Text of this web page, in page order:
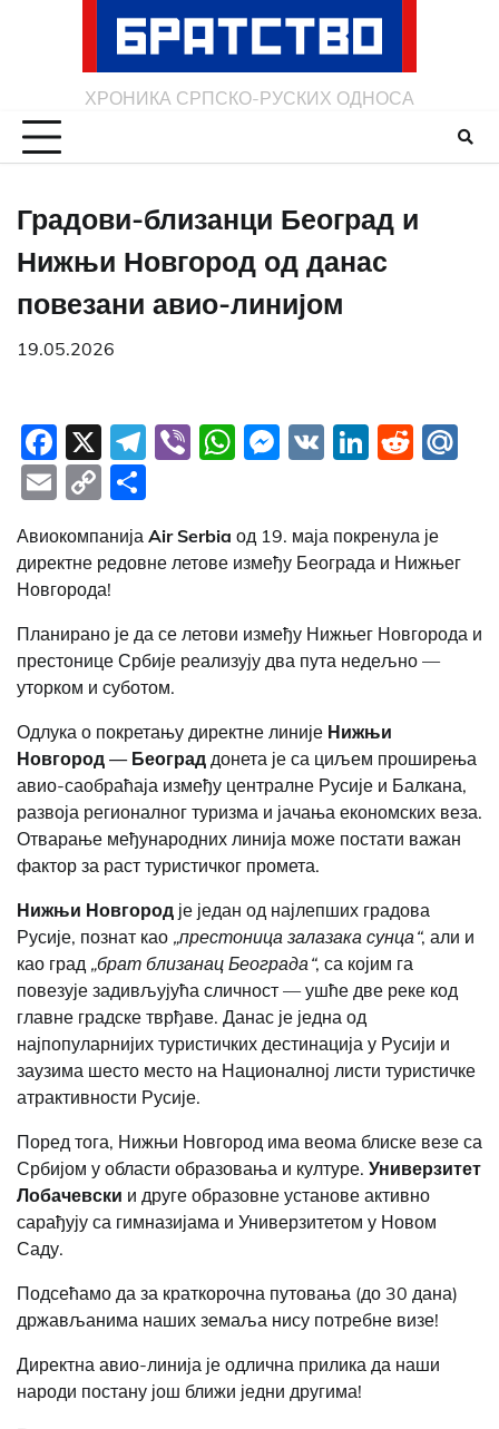
ХРОНИКА СРПСКО-РУСКИХ ОДНОСА
Градови-близанци Београд и
Нижњи Новгород од данас
повезани авио-линијом
19.05.2026
Facebook
X Telegram
ViberWhatsApp
Messenger
VK
Email
Copy
Link
Авиокомпанија Air Serbia од 19. маја покренула је
директне редовне летове између Београда и Нижњег
Новгорода!
Планирано је да се летови између Нижњег Новгорода и
престонице Србије реализују два пута недељно —
уторком и суботом.
Одлука о покретању директне линије Нижњи
Новгород — Београд донета је са циљем проширења
авио-саобраћаја између централне Русије и Балкана,
развоја регионалног туризма и јачања економских веза.
Отварање међународних линија може постати важан
фактор за раст туристичког промета.
Нижњи Новгород је један од најлепших градова
Русије, познат као „престоница залазака сунца“, али и
као град „брат близанац Београда“, са којим га
повезује задивљујућа сличност — ушће две реке код
главне градске тврђаве. Данас је једна од
најпопуларнијих туристичких дестинација у Русији и
заузима шесто место на Националној листи туристичке
атрактивности Русије.
Поред тога, Нижњи Новгород има веома блиске везе са
Србијом у области образовања и културе. Универзитет
Лобачевски и друге образовне установе активно
сарађују са гимназијама и Универзитетом у Новом
Саду.
Подсећамо да за краткорочна путовања (до 30 дана)
држављанима наших земаља нису потребне визе!
Директна авио-линија је одлична прилика да наши
народи постану још ближи једни другима!